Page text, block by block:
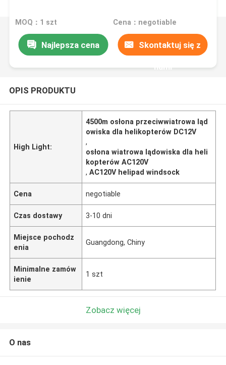
MOQ：1 szt Cena：negotiable
Najlepsza cena Skontaktuj się z
nami
OPIS PRODUKTU
High Light:
4500m osłona przeciwwiatrowa ląd
owiska dla helikopterów DC12V
,
osłona wiatrowa lądowiska dla heli
kopterów AC120V
,AC120V helipad windsock
Cena negotiable
Czas dostawy 3-10 dni
Miejsce pochodz
enia
Guangdong, Chiny
Minimalne zamów
ienie
1 szt
Zobacz więcej
O nas